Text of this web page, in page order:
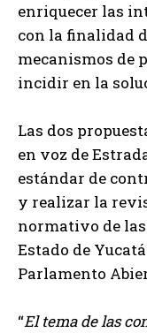
enriquecer las
con la finalidad
mecanismos de
incidir en la
Las dos
en voz de
estándar de
y realizar la
normativo de
Estado de
Parlamento
“El tema de las